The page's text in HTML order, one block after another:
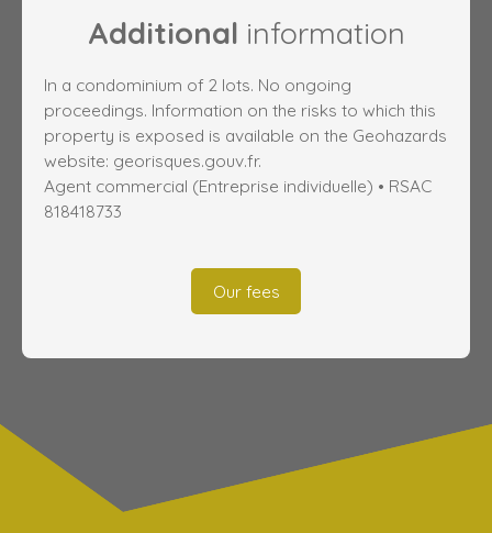
Additional information
In a condominium of 2 lots. No ongoing
proceedings. Information on the risks to which this
property is exposed is available on the Geohazards
website: georisques.gouv.fr.
Agent commercial (Entreprise individuelle) • RSAC
818418733
Our fees